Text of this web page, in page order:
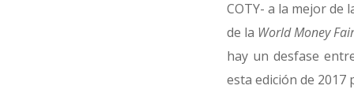
COTY- a la mejor de
de la World Money
hay un desfase
esta edición de 2017